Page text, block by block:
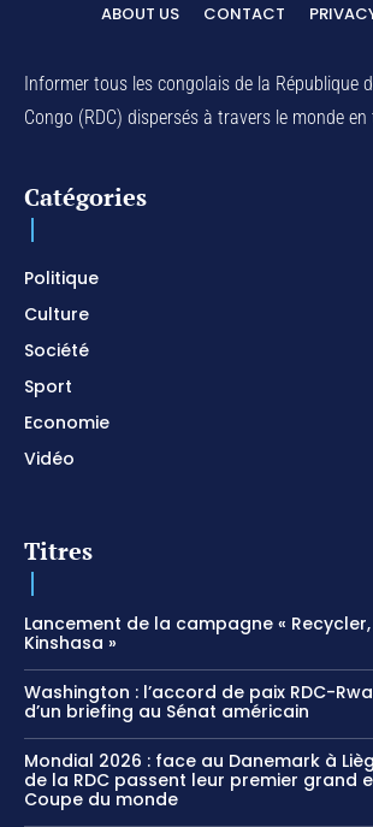
ABOUT US CONTACT
Informer tous les congolais de la République
Congo (RDC) dispersés à travers le monde en
Catégories
Politique
Culture
Société
Sport
Economie
Vidéo
Titres
Lancement de la campagne « Recycler,
Kinshasa »
Washington : l’accord de paix RDC-
d’un briefing au Sénat américain
Mondial 2026 : face au Danemark à
de la RDC passent leur premier grand
Coupe du monde